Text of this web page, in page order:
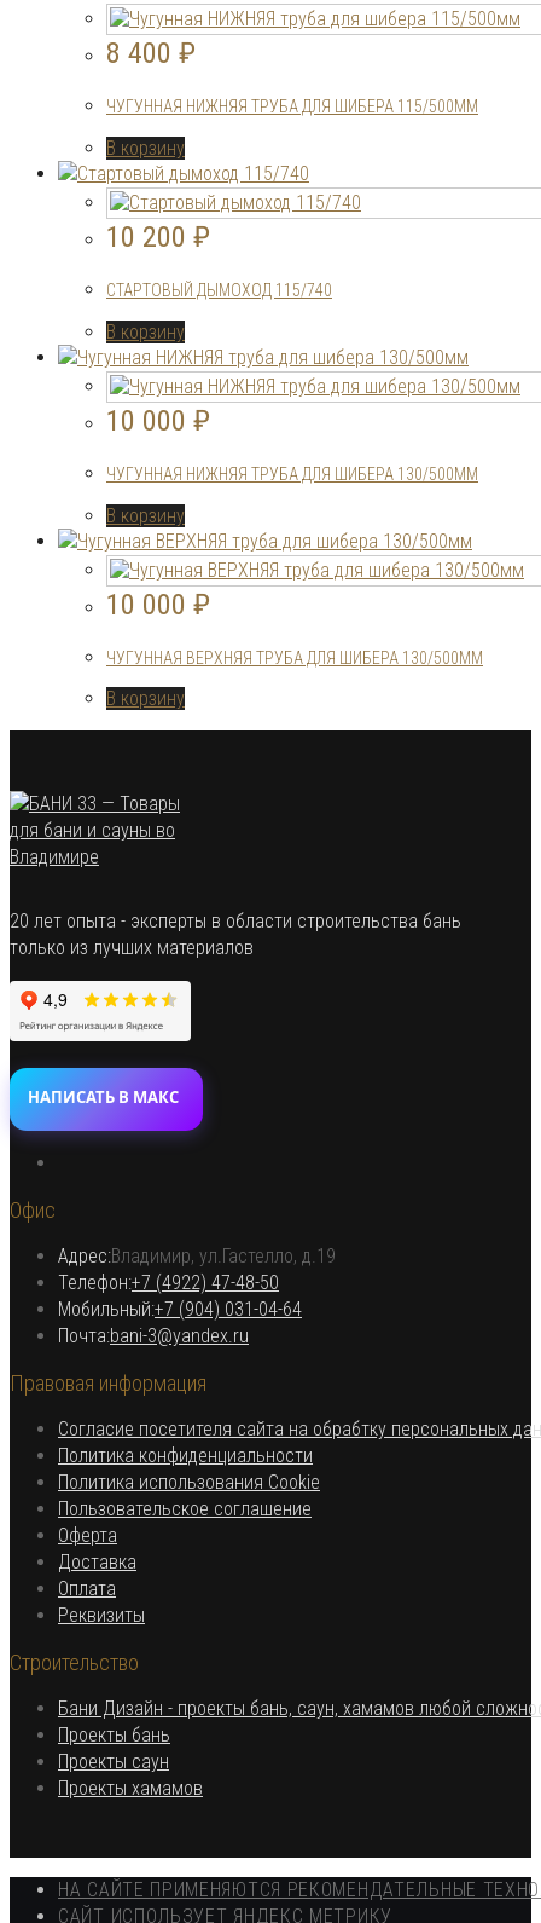
8 400 ₽
ЧУГУННАЯ НИЖНЯЯ ТРУБА ДЛЯ ШИБЕРА 115/500ММ
В корзину
10 200 ₽
СТАРТОВЫЙ ДЫМОХОД 115/740
В корзину
10 000 ₽
ЧУГУННАЯ НИЖНЯЯ ТРУБА ДЛЯ ШИБЕРА 130/500ММ
В корзину
10 000 ₽
ЧУГУННАЯ ВЕРХНЯЯ ТРУБА ДЛЯ ШИБЕРА 130/500ММ
В корзину
20 лет опыта - эксперты в области строительства бань
только из лучших материалов
НАПИСАТЬ В МАКС
Офис
Адрес:Владимир, ул.Гастелло, д.19
Телефон:+7 (4922) 47-48-50
Мобильный:+7 (904) 031-04-64Откроется
Почта:bani-3@yandex.ru
приложении
Правовая информация
Согласие посетителя сайта на обрабтку персональных
Политика конфиденциальности
в
Политика использования Cookie
Пользовательское соглашение
Оферта
в
вкладке
Доставка
новой
Оплата
в
вкладке
Реквизиты
Строительство
Бани Дизайн - проекты бань, саун, хамамов любой
Проекты бань
новой
Проекты саун
в
Проекты хамамов
НА САЙТЕ ПРИМЕНЯЮТСЯ РЕКОМЕНДАТЕЛЬНЫЕ
САЙТ ИСПОЛЬЗУЕТ ЯНДЕКС МЕТРИКУ